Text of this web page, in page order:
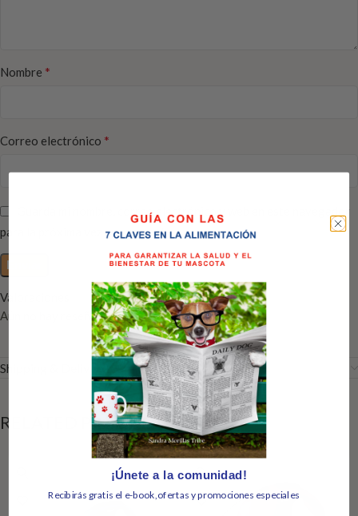
Valoraciones
Aún no hay reseñas
Nombre *
Correo electrónico *
Guarda mi nombre, correo electrónico y web en este navegador
para la próxima vez que comente.
Shipping & Delivery
RELATED PRODUCTS
¡Únete a la comunidad!
Recibirás gratis el e-book,ofertas y promociones especiales